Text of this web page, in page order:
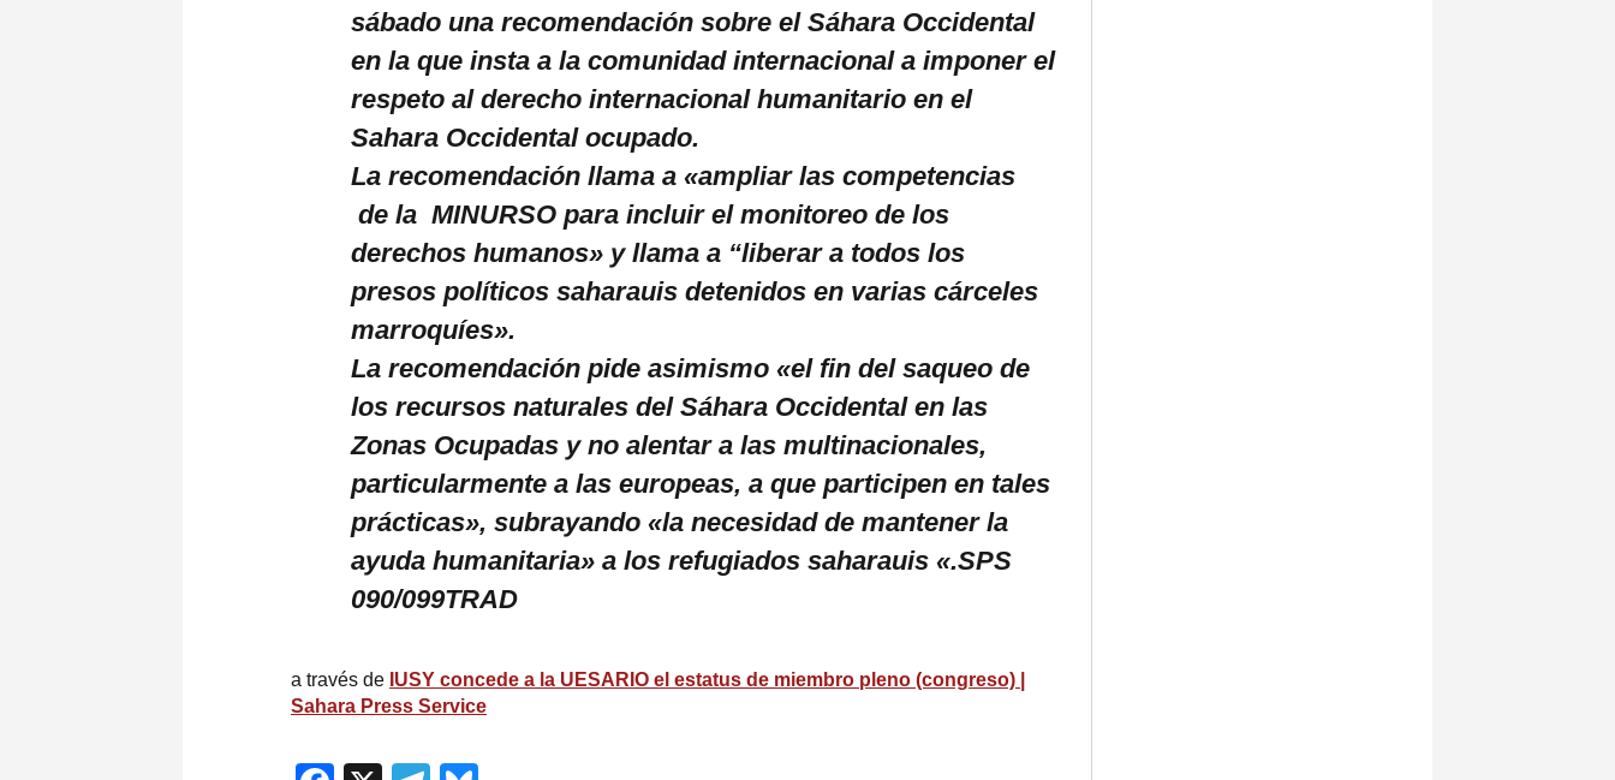
sábado una recomendación sobre el Sáhara Occidental
en la que insta a la comunidad internacional a imponer el
respeto al derecho internacional humanitario en el
Sahara Occidental ocupado.
La recomendación llama a «ampliar las competencias
de la MINURSO para incluir el monitoreo de los
derechos humanos» y llama a “liberar a todos los
presos políticos saharauis detenidos en varias cárceles
marroquíes».
La recomendación pide asimismo «el fin del saqueo de
los recursos naturales del Sáhara Occidental en las
Zonas Ocupadas y no alentar a las multinacionales,
particularmente a las europeas, a que participen en tales
prácticas», subrayando «la necesidad de mantener la
ayuda humanitaria» a los refugiados saharauis «.SPS
090/099TRAD
a través de IUSY concede a la UESARIO el estatus de miembro pleno (congreso) |
Sahara Press Service